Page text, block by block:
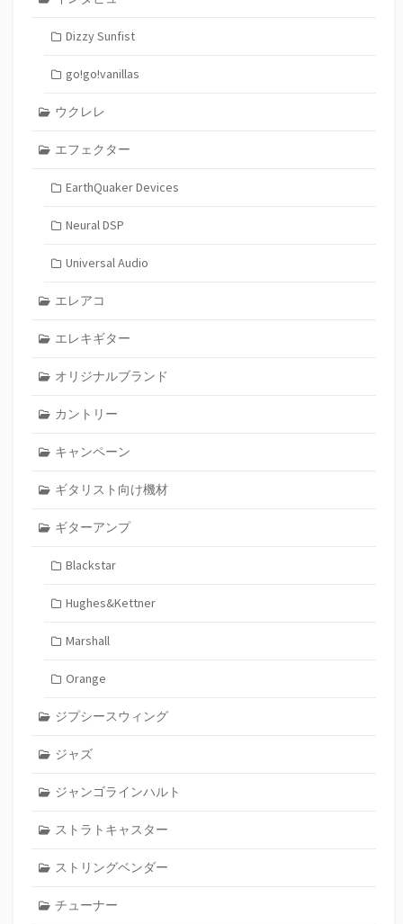
Dizzy Sunfist
go!go!vanillas
ウクレレ
エフェクター
EarthQuaker Devices
Neural DSP
Universal Audio
エレアコ
エレキギター
オリジナルブランド
カントリー
キャンペーン
ギタリスト向け機材
ギターアンプ
Blackstar
Hughes&Kettner
Marshall
Orange
ジプシースウィング
ジャズ
ジャンゴラインハルト
ストラトキャスター
ストリングベンダー
チューナー